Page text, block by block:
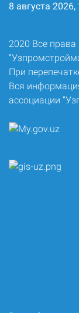
8 августа
2020 Все
При
Вся
ассоциации